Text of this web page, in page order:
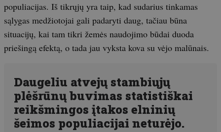
populiacijas. Iš tikrųjų yra taip, kad sudarius tinkamas
sąlygas medžiotojai gali padaryti daug, tačiau būna
situacijų, kai tam tikri žemės naudojimo būdai duoda
priešingą efektą, o tada jau vyksta kova su vėjo malūnais.
Daugeliu atvejų stambiųjų
plėšrūnų buvimas statistiškai
reikšmingos įtakos elninių
šeimos populiacijai neturėjo.